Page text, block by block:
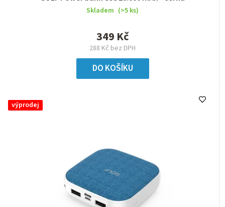
Skladem (>5 ks)
288 Kč bez DPH
349 Kč
DO KOŠÍKU
výprodej